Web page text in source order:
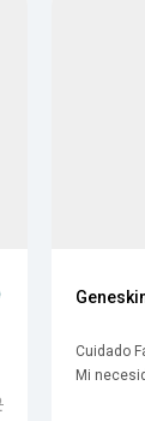
Cuidado
Mi